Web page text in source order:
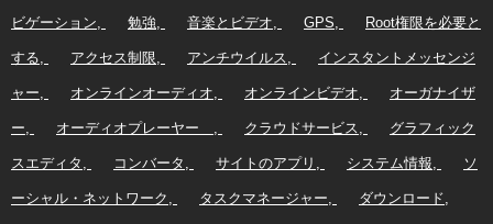
ビゲーション 勉強 音楽とビデオ GPS Root権限を必要と
する アクセス制限 アンチウイルス インスタントメッセンジ
ャー オンラインオーディオ オンラインビデオ オーガナイザ
ー オーディオプレーヤー クラウドサービス グラフィック
スエディタ コンバータ サイトのアプリ システム情報 ソ
ーシャル・ネットワーク タスクマネージャー ダウンロード